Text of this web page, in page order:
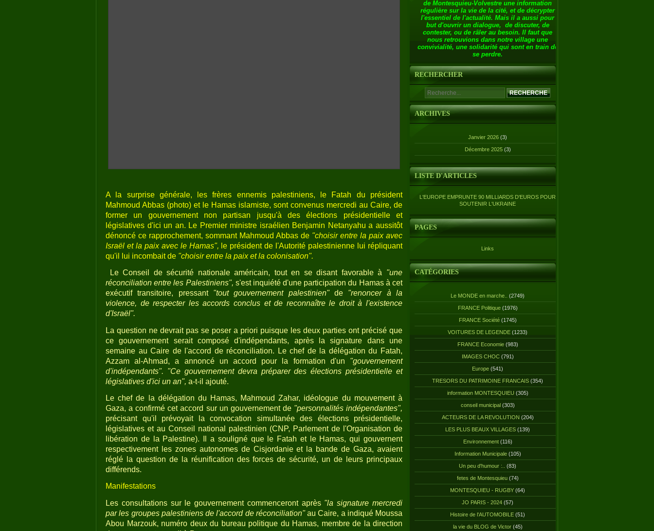
A la surprise générale, les frères ennemis palestiniens, le Fatah du président
Mahmoud Abbas (photo) et le Hamas islamiste, sont convenus mercredi au Caire, de
former un gouvernement non partisan jusqu'à des élections présidentielle et
législatives d'ici un an. Le Premier ministre israélien Benjamin Netanyahu a aussitôt
dénoncé ce rapprochement, sommant Mahmoud Abbas de "choisir entre la paix avec
Israël et la paix avec le Hamas", le président de l'Autorité palestinienne lui répliquant
qu'il lui incombait de "choisir entre la paix et la colonisation".
Le Conseil de sécurité nationale américain, tout en se disant favorable à "une
réconciliation entre les Palestiniens", s'est inquiété d'une participation du Hamas à cet
exécutif transitoire, pressant "tout gouvernement palestinien"de "renoncer à la
violence, de respecter les accords conclus et de reconnaître le droit à l'existence
d'Israël".
La question ne devrait pas se poser a priori puisque les deux parties ont précisé que
ce gouvernement serait composé d'indépendants, après la signature dans une
semaine au Caire de l'accord de réconciliation. Le chef de la délégation du Fatah,
Azzam al-Ahmad, a annoncé un accord pour la formation d'un "gouvernement
d'indépendants". "Ce gouvernement devra préparer des élections présidentielle et
législatives d'ici un an", a-t-il ajouté.
Le chef de la délégation du Hamas, Mahmoud Zahar, idéologue du mouvement à
Gaza, a confirmé cet accord sur un gouvernement de "personnalités indépendantes",
précisant qu'il prévoyait la convocation simultanée des élections présidentielle,
législatives et au Conseil national palestinien (CNP, Parlement de l'Organisation de
libération de la Palestine). Il a souligné que le Fatah et le Hamas, qui gouvernent
respectivement les zones autonomes de Cisjordanie et la bande de Gaza, avaient
réglé la question de la réunification des forces de sécurité, un de leurs principaux
différends.
Manifestations
Les consultations sur le gouvernement commenceront après "la signature mercredi
par les groupes palestiniens de l'accord de réconciliation"au Caire, a indiqué Moussa
Abou Marzouk, numéro deux du bureau politique du Hamas, membre de la direction
de Montesquieu-Volvestre une information
régulière sur la vie de la cité, et de décrypter
l'essentiel de l'actualité. Mais il a aussi pour
but d'ouvrir un dialogue, de discuter, de
contester, ou de râler au besoin. Il faut que
nous retrouvions dans notre village une
convivialité, une solidarité qui sont en train de
se perdre.
RECHERCHER
ARCHIVES
Janvier 2026 (3)
Décembre 2025 (3)
LISTE D'ARTICLES
L'EUROPE EMPRUNTE 90 MILLIARDS D'EUROS POUR
SOUTENIR L'UKRAINE
PAGES
Links
CATÉGORIES
Le MONDE en marche.. (2749)
FRANCE Politique(1976)
FRANCE Société(1745)
VOITURES DE LEGENDE (1233)
FRANCE Economie(983)
IMAGES CHOC(791)
Europe (541)
TRESORS DU PATRIMOINE FRANCAIS (354)
information MONTESQUIEU (305)
conseil municipal(303)
ACTEURS DE LA REVOLUTION (204)
LES PLUS BEAUX VILLAGES (139)
Environnement(116)
Information Municipale(105)
Un peu d'humour :.. (83)
fetes de Montesquieu(74)
MONTESQUIEU - RUGBY (64)
JO PARIS - 2024 (57)
Histoire de l'AUTOMOBILE (51)
la vie du BLOG de Victor(45)